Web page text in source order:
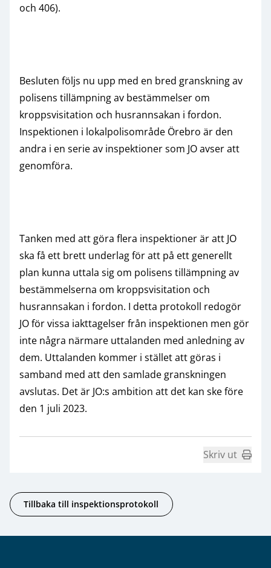
och 406).
Besluten följs nu upp med en bred granskning av
polisens tillämpning av bestämmelser om
kroppsvisitation och husrannsakan i fordon.
Inspektionen i lokalpolisområde Örebro är den
andra i en serie av inspektioner som JO avser att
genomföra.
Tanken med att göra flera inspektioner är att JO
ska få ett brett underlag för att på ett generellt
plan kunna uttala sig om polisens tillämpning av
bestämmelserna om kroppsvisitation och
husrannsakan i fordon. I detta protokoll redogör
JO för vissa iakttagelser från inspektionen men gör
inte några närmare uttalanden med anledning av
dem. Uttalanden kommer i stället att göras i
samband med att den samlade granskningen
avslutas. Det är JO:s ambition att det kan ske före
den 1 juli 2023.
Skriv ut
Tillbaka till inspektionsprotokoll